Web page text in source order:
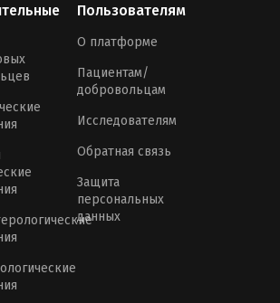
Пользователям
О платформе
Пациентам/
добровольцам
Исследователям
Обратная связь
Защита
персональных
данных